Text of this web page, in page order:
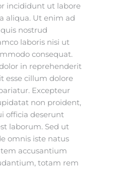
incididunt ut labore
aliqua. Ut enim ad
nostrud
laboris nisi ut
consequat.
in reprehenderit
esse cillum dolore
Excepteur
non proident,
officia deserunt
laborum. Sed ut
omnis iste natus
accusantium
totam rem